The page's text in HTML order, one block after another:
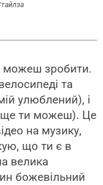
можеш зробити.
та
улюблений), і
ще ти можеш). Це
на музику,
що ти є в
велика
божевільний